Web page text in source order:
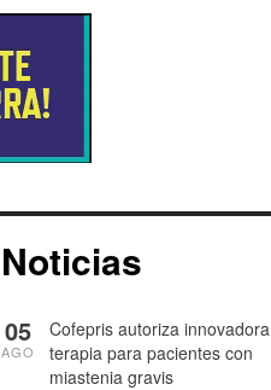
Noticias
Cofepris autoriza innovadora
terapia para pacientes con
miastenia gravis
05
AGO